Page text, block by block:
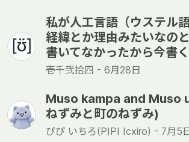
私が人工言語（ウステル
経緯とか理由みたいなの
書いてなかったから今書く
壱千弐拾四 - 6月28日
Muso kampa and Muso
ねずみと町のねずみ)
ぴぴ いちろ(PIPI Icxiro) - 7月5